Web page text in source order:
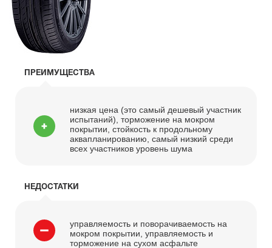
ПРЕИМУЩЕСТВА
низкая цена (это самый дешевый участник
испытаний), торможение на мокром
покрытии, стойкость к продольному
аквапланированию, самый низкий среди
всех участников уровень шума
НЕДОСТАТКИ
управляемость и поворачиваемость на
мокром покрытии, управляемость и
торможение на сухом асфальте